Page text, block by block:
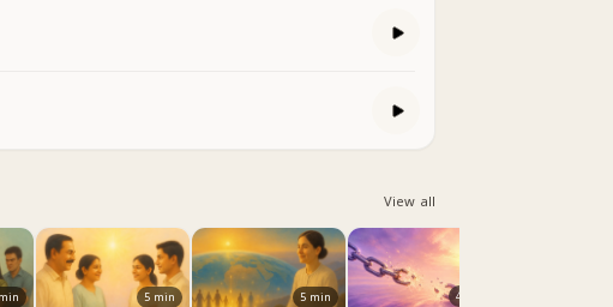
View all
min 5 min 5 min 4